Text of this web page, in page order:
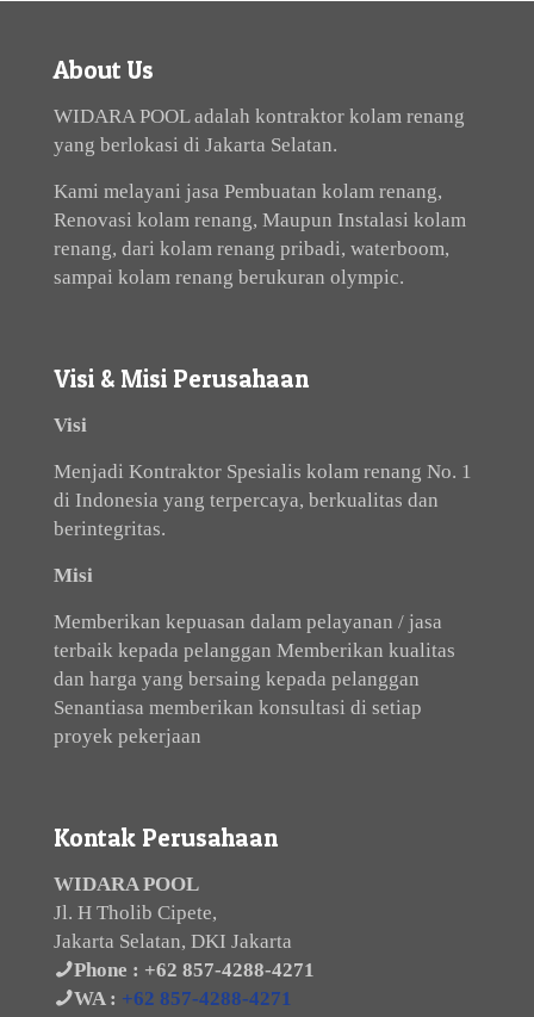
About Us
WIDARA POOL adalah kontraktor kolam renang
yang berlokasi di Jakarta Selatan.
Kami melayani jasa Pembuatan kolam renang,
Renovasi kolam renang, Maupun Instalasi kolam
renang, dari kolam renang pribadi, waterboom,
sampai kolam renang berukuran olympic.
Visi & Misi Perusahaan
Visi
Menjadi Kontraktor Spesialis kolam renang No. 1
di Indonesia yang terpercaya, berkualitas dan
berintegritas.
Misi
Memberikan kepuasan dalam pelayanan / jasa
terbaik kepada pelanggan Memberikan kualitas
dan harga yang bersaing kepada pelanggan
Senantiasa memberikan konsultasi di setiap
proyek pekerjaan
Kontak Perusahaan
WIDARA POOL
Jl. H Tholib Cipete,
Jakarta Selatan, DKI Jakarta
Phone : +62 857-4288-4271
WA : +62 857-4288-4271